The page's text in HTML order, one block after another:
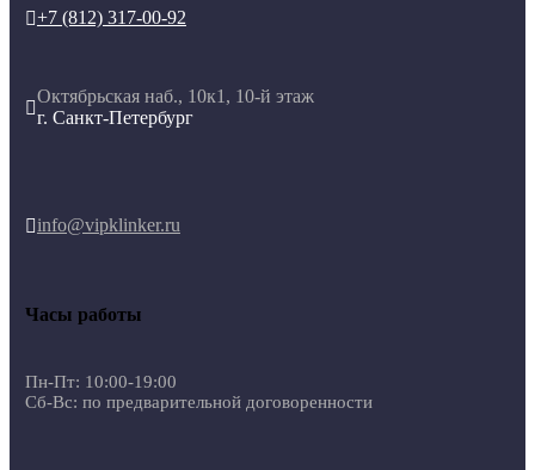
+7 (812) 317-00-92

Октябрьская наб., 10к1, 10-й этаж
г. Санкт-Петербург
info@vipklinker.ru
Часы работы
Пн-Пт: 10:00-19:00
Сб-Вс: по предварительной договоренности